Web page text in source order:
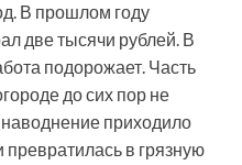
В прошлом году
две тысячи рублей. В
подорожает. Часть
до сих пор не
приходило
в грязную